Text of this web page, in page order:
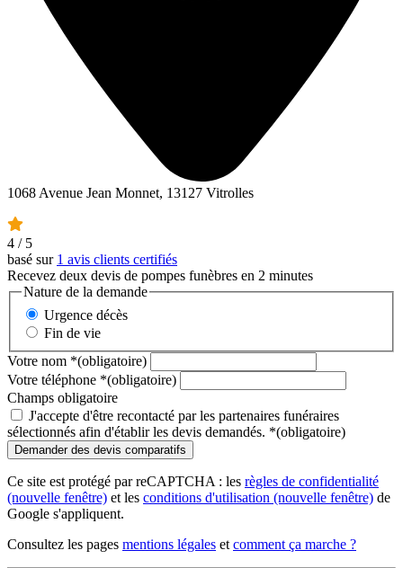
1068 Avenue Jean Monnet, 13127 Vitrolles
4 / 5
basé sur 1 avis clients certifiés
Recevez deux devis de pompes funèbres en 2 minutes
Nature de la demande
Urgence décès
Fin de vie
Votre nom *(obligatoire)
Votre téléphone *(obligatoire)
Champs obligatoire
J'accepte d'être recontacté par les partenaires funéraires
sélectionnés afin d'établir les devis demandés. *(obligatoire)
Ce site est protégé par reCAPTCHA : les règles de confidentialité
(nouvelle fenêtre) et les conditions d'utilisation (nouvelle fenêtre) de
Google s'appliquent.
Consultez les pages mentions légales et comment ça marche ?